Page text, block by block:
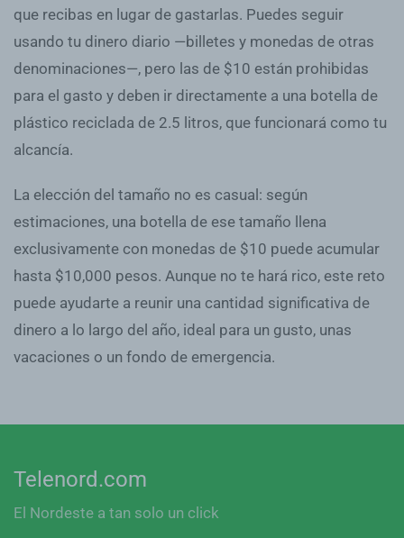
que recibas en lugar de gastarlas. Puedes seguir
usando tu dinero diario —billetes y monedas de otras
denominaciones—, pero las de $10 están prohibidas
para el gasto y deben ir directamente a una botella de
plástico reciclada de 2.5 litros, que funcionará como tu
alcancía.
La elección del tamaño no es casual: según
estimaciones, una botella de ese tamaño llena
exclusivamente con monedas de $10 puede acumular
hasta $10,000 pesos. Aunque no te hará rico, este reto
puede ayudarte a reunir una cantidad significativa de
dinero a lo largo del año, ideal para un gusto, unas
vacaciones o un fondo de emergencia.
Telenord.com
El Nordeste a tan solo un click